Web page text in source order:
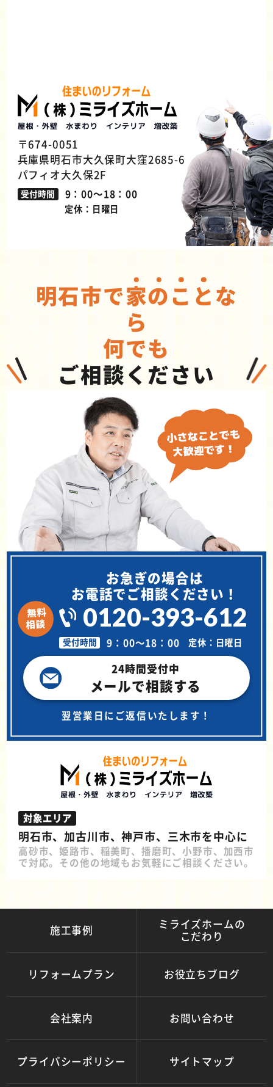
〒674-0051
兵庫県明石市大久保町大窪2685-6
パフィオ大久保2F
受付時間 9：00～18：00
定休：日曜日
明石市で家のこ とな
ら
何でも
ご相談ください
お急ぎの場合は
お電話でご相談ください！
0120-393-612
受付時間 9：00～18：00 定休：日曜日
24時間受付中
メールで相談する
翌営業日にご返信いたします！
対象エリア
明石市、加古川市、神戸市、三木市を中心に
高砂市、姫路市、稲美町、播磨町、小野市、加西市
で対応。その他の地域もお気軽にご相談ください。
施工事例
ミライズホームの
こだわり
リフォームプラン お役立ちブログ
会社案内 お問い合わせ
プライバシーポリシー サイトマップ